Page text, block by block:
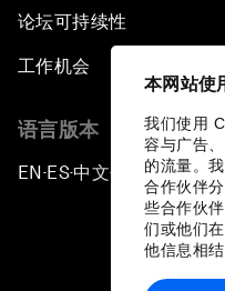
本网站使
我们使用
容与广告
的流量。
合作伙伴
些合作伙
们或他们
他信息相结
论坛可持续性
工作机会
语言版本
EN ▪ ES▪中文▪ 日本語